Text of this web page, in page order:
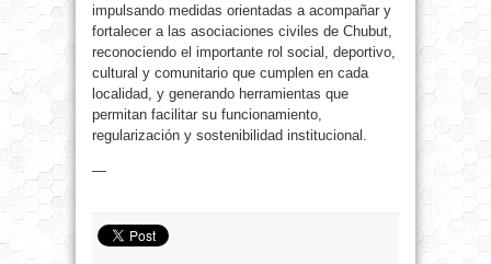
impulsando medidas orientadas a acompañar y
fortalecer a las asociaciones civiles de Chubut,
reconociendo el importante rol social, deportivo,
cultural y comunitario que cumplen en cada
localidad, y generando herramientas que
permitan facilitar su funcionamiento,
regularización y sostenibilidad institucional.
—